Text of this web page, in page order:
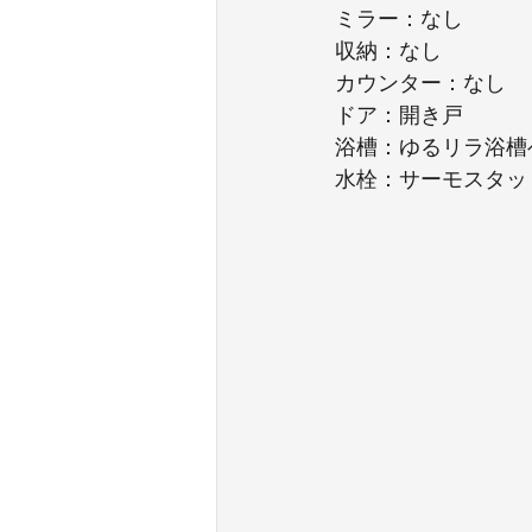
ミラー：なし
収納：なし
カウンター：なし
ドア：開き戸
浴槽：ゆるリラ浴槽
水栓：サーモスタッ